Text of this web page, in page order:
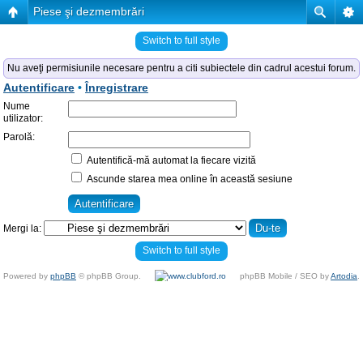
Piese şi dezmembrări
Switch to full style
Nu aveţi permisiunile necesare pentru a citi subiectele din cadrul acestui forum.
Autentificare • Înregistrare
Nume
utilizator:
Parolă:
Autentifică-mă automat la fiecare vizită
Ascunde starea mea online în această sesiune
Mergi la:
Switch to full style
Powered by phpBB © phpBB Group. phpBB Mobile / SEO byArtodia